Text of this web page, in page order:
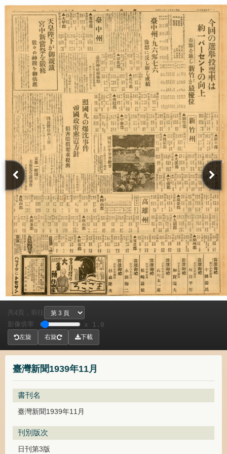
臺灣新聞1939年11月
書刊名
臺灣新聞1939年11月
刊別版次
日刊第3版
共4頁， 前往
影像倍率
x 1.0
左旋 右旋 下載